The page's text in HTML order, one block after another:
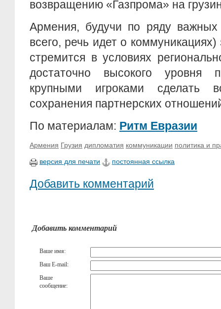
возвращению «Газпрома» на
Армения, будучи по ряду
всего, речь идет о
стремится в условиях
достаточно высокого уровня
крупными игроками сделать
сохранения партнерских
По материалам: Ритм Евразии
Армения Грузия дипломатия коммуникации политика и
версия для печати постоянная ссылка
Добавить комментарий
Добавить комментарий
Ваше имя:
Ваш E-mail:
Ваше
сообщение: